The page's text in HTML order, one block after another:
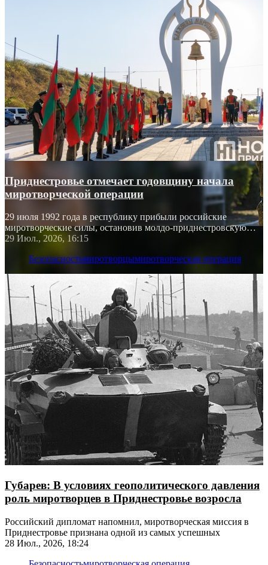
Приднестровье отмечает годовщину начала
миротворческой операции
29 июля 1992 года в республику прибыли российские
миротворческие силы, остановив молдо-приднестровскую
войну
29 Июл., 2026, 16:15
Безопасностьмиротворцымиротворческая операция
Губарев: В условиях геополитического давления
роль миротворцев в Приднестровье возросла
Российский дипломат напомнил, миротворческая миссия в
Приднестровье признана одной из самых успешных
28 Июл., 2026, 18:24